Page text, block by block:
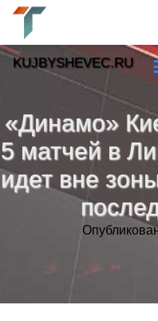
«Динамо»
5 матчей в
идет вне
KUJBYSHEVEC.RU
Новости
Тренды новостей»
Рубрики »
»